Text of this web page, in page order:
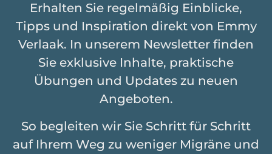
Erhalten Sie regelmäßig Einblicke,
Tipps und Inspiration direkt von Emmy
Verlaak. In unserem Newsletter finden
Sie exklusive Inhalte, praktische
Übungen und Updates zu neuen
Angeboten.
So begleiten wir Sie Schritt für Schritt
auf Ihrem Weg zu weniger Migräne und